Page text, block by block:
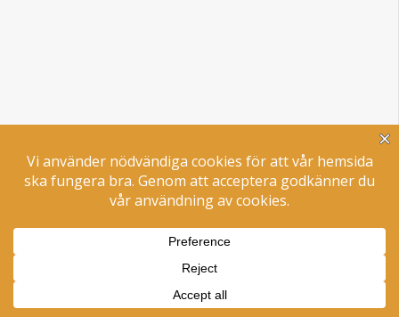
Café i London: Charmiga Bonnington